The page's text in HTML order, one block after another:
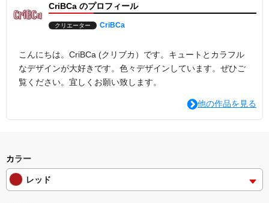
CriBCa のプロフィール
クリエーター CriBCa
こんにちは。CriBCa (クリブカ）です。キュートとカラフル
なデザインが大好きです。色々デザインしています。ぜひご
覧ください。宜しくお願い致します。
他の作品を見る
カラー
レッド